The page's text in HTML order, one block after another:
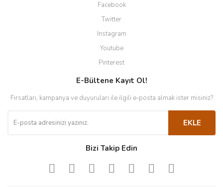
Facebook
Twitter
Instagram
Youtube
Pinterest
E-Bültene Kayıt Ol!
Fırsatları, kampanya ve duyuruları ile ilgili e-posta almak ister misiniz?
EKLE
Bizi Takip Edin